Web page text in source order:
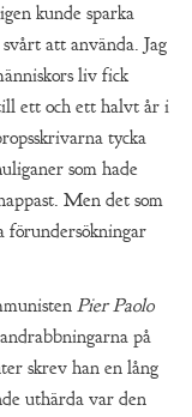
kunde sparka
att använda. Jag
liv fick
ett och ett halvt år i
tycka
som hade
Men det som
förundersökningar
Pier Paolo
på
skrev han en lång
uthärda var den